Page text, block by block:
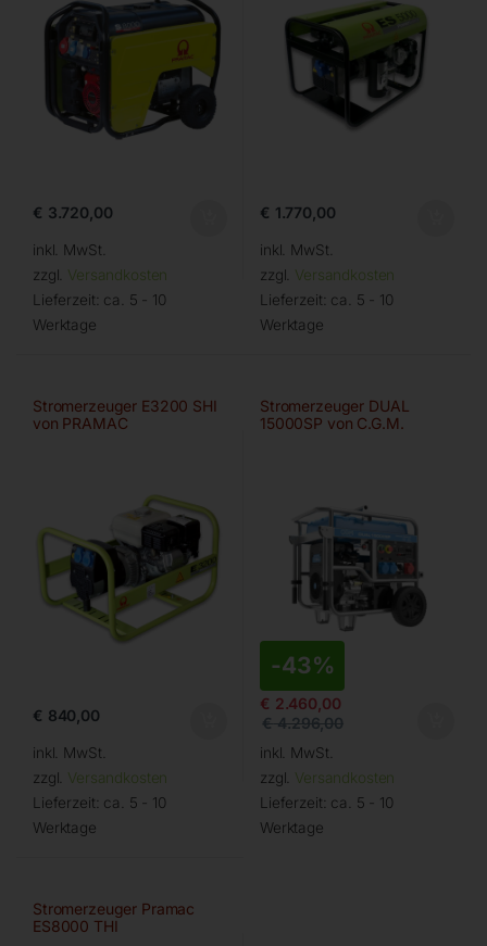
€ 3.720,00
inkl. MwSt.
zzgl. Versandkosten
Lieferzeit: ca. 5 - 10
Werktage
€ 1.770,00
inkl. MwSt.
zzgl. Versandkosten
Lieferzeit: ca. 5 - 10
Werktage
Stromerzeuger E3200 SHI
von PRAMAC
€ 840,00
inkl. MwSt.
zzgl. Versandkosten
Lieferzeit: ca. 5 - 10
Werktage
Stromerzeuger DUAL
15000SP von C.G.M.
-43%
€ 2.460,00
€4.296,00
inkl. MwSt.
zzgl. Versandkosten
Lieferzeit: ca. 5 - 10
Werktage
Stromerzeuger Pramac
ES8000 THI